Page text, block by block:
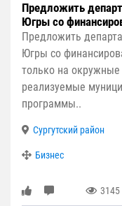
Предложить
Югры со
Предложить
Югры со
только на
реализуемые
программы..
Сургутский район
Бизнес
3145